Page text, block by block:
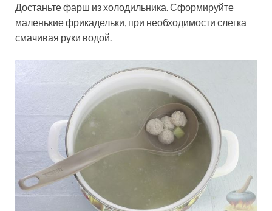
Достаньте фарш из холодильника. Сформируйте
маленькие фрикадельки, при необходимости слегка
смачивая руки водой.